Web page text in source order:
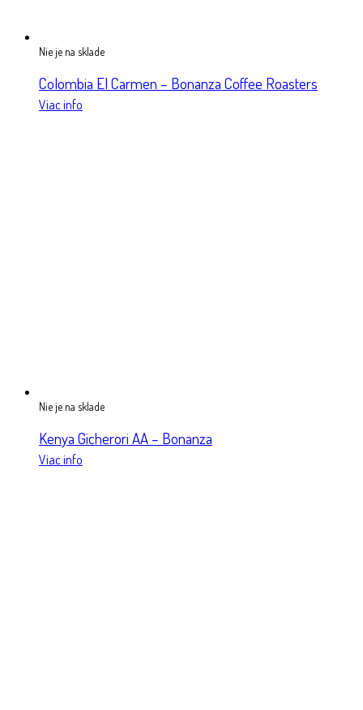
Nie je na sklade
Colombia El Carmen – Bonanza Coffee Roasters
Viac info
Nie je na sklade
Kenya Gicherori AA – Bonanza
Viac info